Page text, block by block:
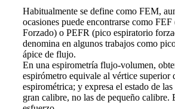
Habitualmente se define como FEM,
ocasiones puede encontrarse como
Forzado) o PEFR (pico espiratorio
denomina en algunos trabajos como
ápice de flujo.
En una espirometría flujo-volumen,
espirómetro equivale al vértice superior
espirométrica; y expresa el estado de
gran calibre, no las de pequeño calibre.